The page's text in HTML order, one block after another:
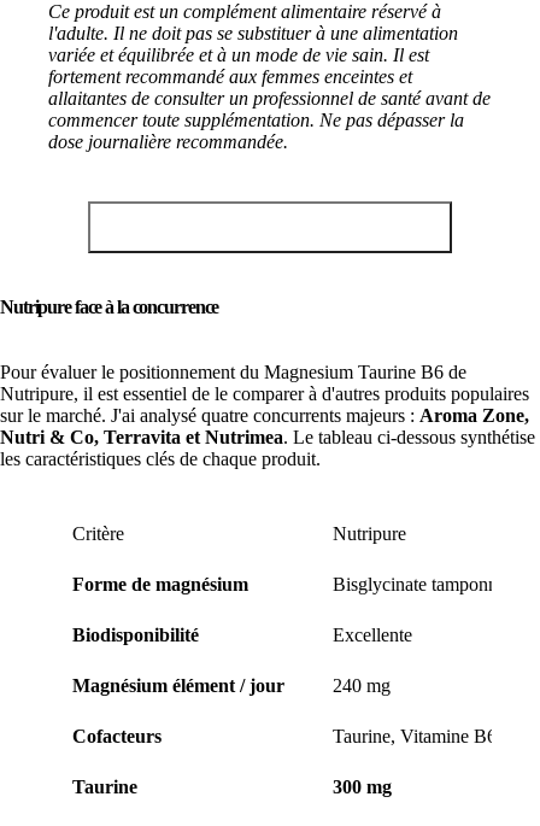
Ce produit est un complément alimentaire réservé à
l'adulte. Il ne doit pas se substituer à une alimentation
variée et équilibrée et à un mode de vie sain. Il est
fortement recommandé aux femmes enceintes et
allaitantes de consulter un professionnel de santé avant de
commencer toute supplémentation. Ne pas dépasser la
dose journalière recommandée.
Nutripure face à la concurrence
Pour évaluer le positionnement du Magnesium Taurine B6 de
Nutripure, il est essentiel de le comparer à d'autres produits populaires
sur le marché. J'ai analysé quatre concurrents majeurs : Aroma Zone,
Nutri & Co, Terravita et Nutrimea. Le tableau ci-dessous synthétise
les caractéristiques clés de chaque produit.
Critère Nutripure
Forme de magnésium Bisglycinate tamponné
Biodisponibilité Excellente
Magnésium élément / jour 240 mg
Cofacteurs Taurine, Vitamine B6
Taurine 300 mg